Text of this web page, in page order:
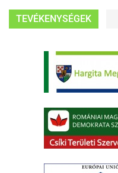
TEVÉKENYSÉGEK